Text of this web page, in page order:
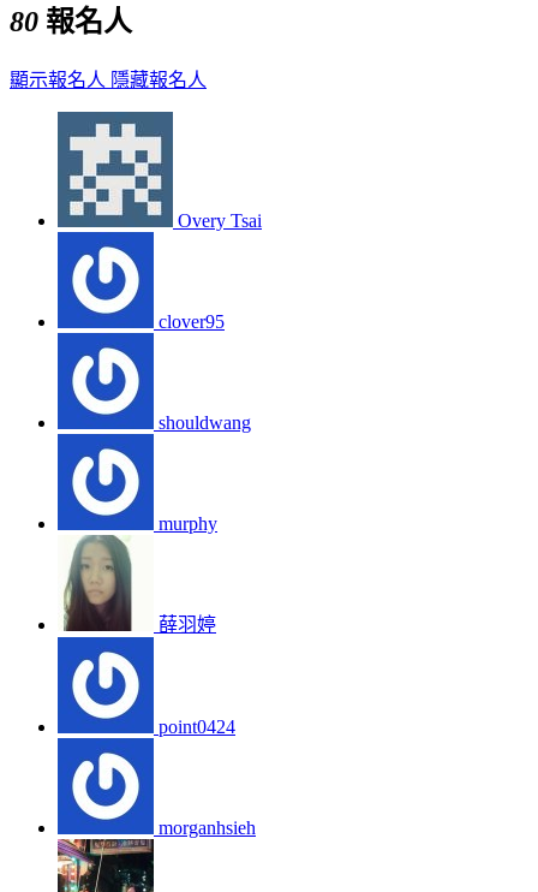
80 報名人
顯示報名人 隱藏報名人
Overy Tsai
clover95
shouldwang
murphy
薛羽婷
point0424
morganhsieh